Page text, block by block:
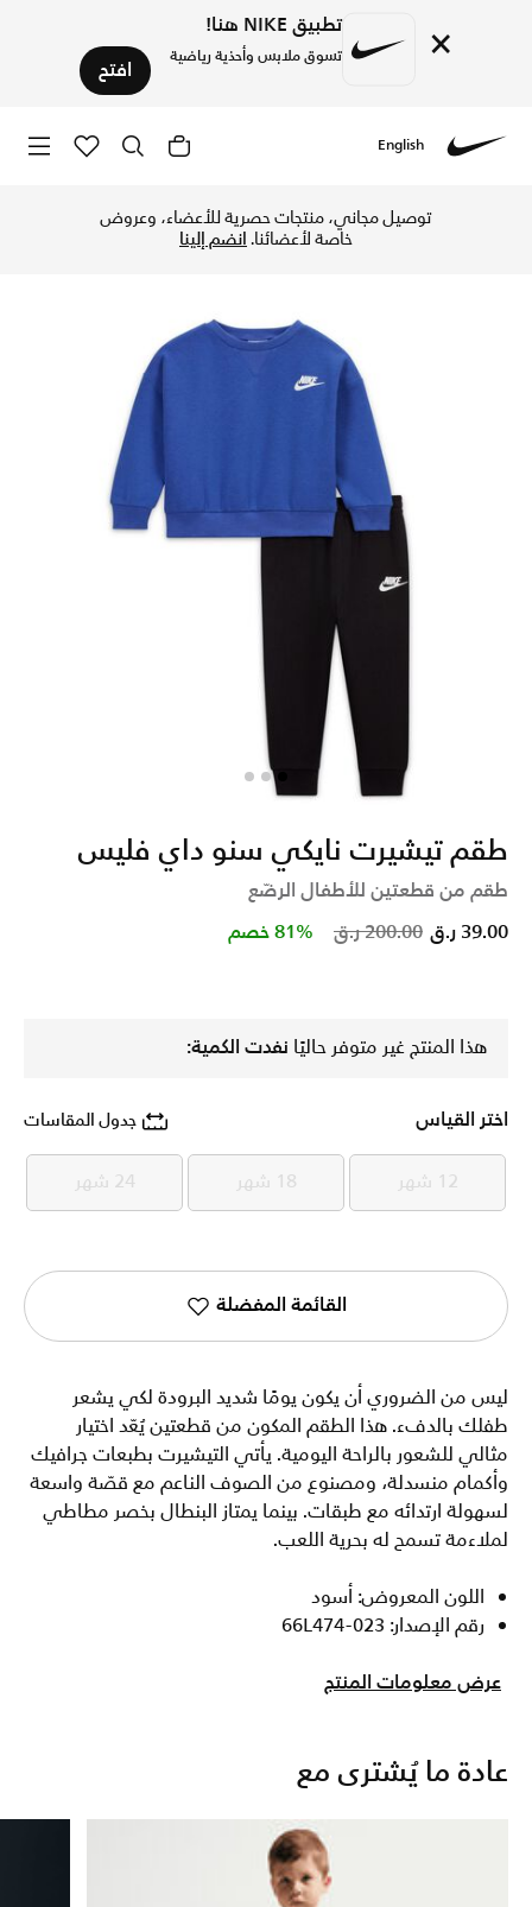
× تطبيق NIKE هنا!
تسوق ملابس وأحذية رياضية افتح
English
توصيل مجاني، منتجات حصرية للأعضاء، وعروض
خاصة لأعضائنا.انضم إلينا
طقم تيشيرت نايكي سنو داي فليس
طقم من قطعتين للأطفال الرضّع
Price reduced from
200.00 ر.ق to 39.00 ر.ق 81% خصم
هذا المنتج غير متوفر حاليًا نفدت الكمية:
اختر القياس جدول المقاسات
12 شهر 12 شهر 18 شهر 18 شهر 24 شهر 24 شهر
القائمة المفضلة
ليس من الضروري أن يكون يومًا شديد البرودة لكي يشعر
طفلك بالدفء. هذا الطقم المكون من قطعتين يُعّد اختيار
مثالي للشعور بالراحة اليومية. يأتي التيشيرت بطبعات جرافيك
وأكمام منسدلة، ومصنوع من الصوف الناعم مع قصّة واسعة
لسهولة ارتدائه مع طبقات. بينما يمتاز البنطال بخصر مطاطي
لملاءمة تسمح له بحرية اللعب.
اللون المعروض: أسود
رقم الإصدار: 66L474-023
عرض معلومات المنتج
عادة ما يُشترى مع